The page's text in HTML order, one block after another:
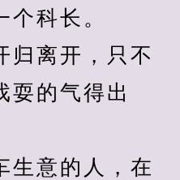
科长。
离开，只不
耍的气得出
意的人，在